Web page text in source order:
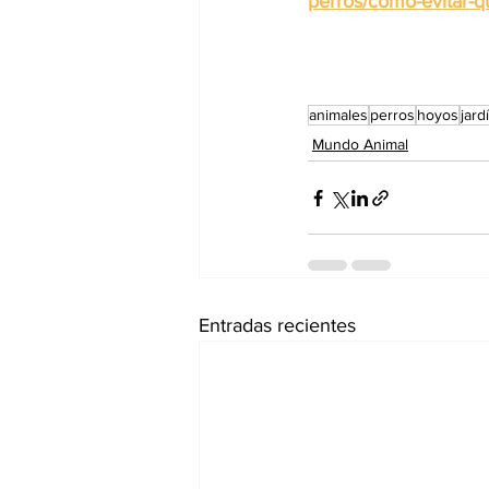
animales perros hoyos
Mundo Animal
Entradas recientes